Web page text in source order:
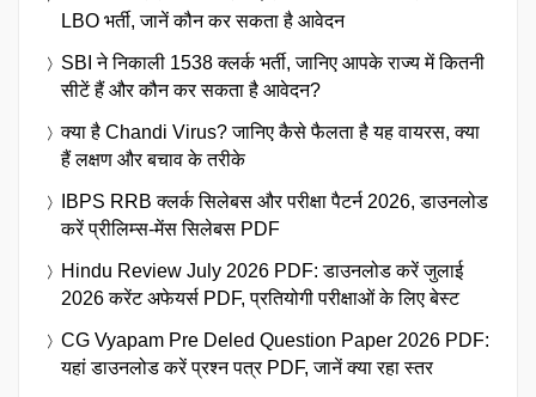
LBO भर्ती, जानें कौन कर सकता है आवेदन
SBI ने निकाली 1538 क्लर्क भर्ती, जानिए आपके राज्य में कितनी
सीटें हैं और कौन कर सकता है आवेदन?
क्या है Chandi Virus? जानिए कैसे फैलता है यह वायरस, क्या
हैं लक्षण और बचाव के तरीके
IBPS RRB क्लर्क सिलेबस और परीक्षा पैटर्न 2026, डाउनलोड
करें प्रीलिम्स-मेंस सिलेबस PDF
Hindu Review July 2026 PDF: डाउनलोड करें जुलाई
2026 करेंट अफेयर्स PDF, प्रतियोगी परीक्षाओं के लिए बेस्ट
CG Vyapam Pre Deled Question Paper 2026 PDF:
यहां डाउनलोड करें प्रश्न पत्र PDF, जानें क्या रहा स्तर